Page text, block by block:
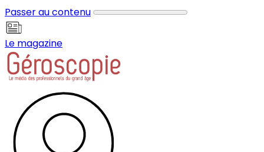
Passer au contenu
Le magazine
Panneau de gestion des cookies